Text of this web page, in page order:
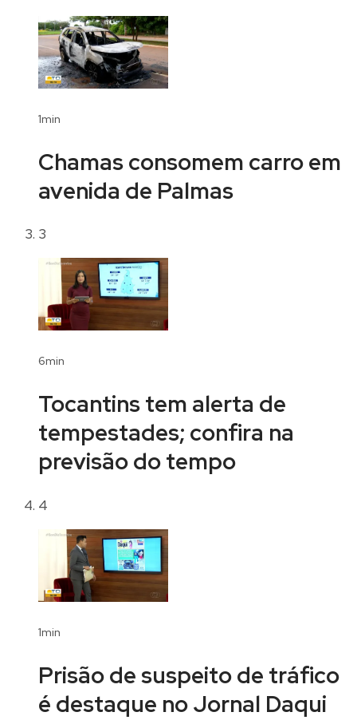
1min
Chamas consomem carro em
avenida de Palmas
3
6min
Tocantins tem alerta de
tempestades; confira na
previsão do tempo
4
1min
Prisão de suspeito de tráfico
é destaque no Jornal Daqui